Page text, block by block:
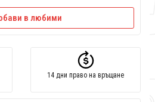
в любими
14 дни право на връщане